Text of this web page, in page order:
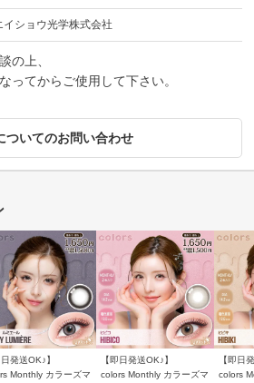
イショウ光学株式会社
の上、
ってからご使用して下さい。
ついてのお問い合わせ
日発送OK♪】
Monthly カラーズマ
【即日発送OK♪】
colors Monthly カラーズマ
【即日
colors